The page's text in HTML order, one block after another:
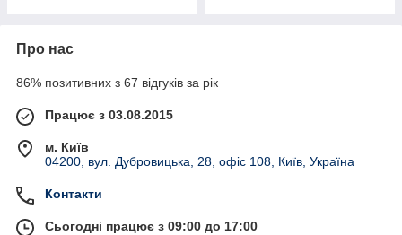
Про нас
86% позитивних з 67 відгуків за рік
Працює з 03.08.2015
м. Київ
04200, вул. Дубровицька, 28, офіс 108, Київ, Україна
Контакти
Сьогодні працює з 09:00 до 17:00